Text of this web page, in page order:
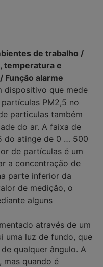
de trabalho /
temperatura e
Função alarme
dispositivo que mede
PM2,5 no
particulas também
do ar. A faixa de
do atinge de 0 … 500
de partículas é um
a concentração de
parte inferior da
de medição, o
alguns
através de um
uma luz de fundo, que
qualquer ângulo. A
mas quando é